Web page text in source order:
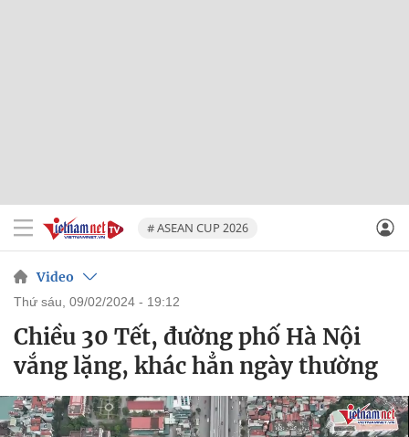
# ASEAN CUP 2026
Video
thứ sáu, 09/02/2024 - 19:12
Chiều 30 Tết, đường phố Hà Nội
vắng lặng, khác hẳn ngày thường